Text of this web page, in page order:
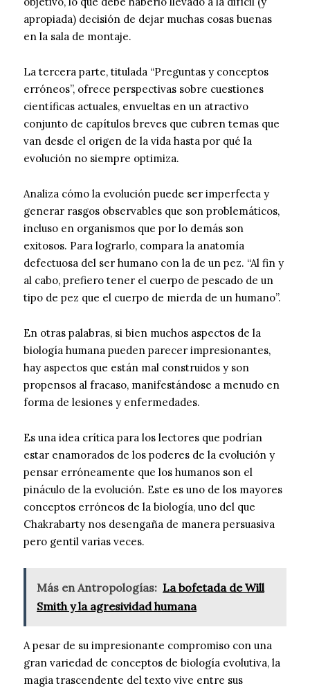
apropiada) decisión de dejar muchas cosas buenas
en la sala de montaje.
La tercera parte, titulada “Preguntas y conceptos
erróneos”, ofrece perspectivas sobre cuestiones
científicas actuales, envueltas en un atractivo
conjunto de capítulos breves que cubren temas que
van desde el origen de la vida hasta por qué la
evolución no siempre optimiza.
Analiza cómo la evolución puede ser imperfecta y
generar rasgos observables que son problemáticos,
incluso en organismos que por lo demás son
exitosos. Para lograrlo, compara la anatomía
defectuosa del ser humano con la de un pez. “Al fin y
al cabo, prefiero tener el cuerpo de pescado de un
tipo de pez que el cuerpo de mierda de un humano”.
En otras palabras, si bien muchos aspectos de la
biología humana pueden parecer impresionantes,
hay aspectos que están mal construidos y son
propensos al fracaso, manifestándose a menudo en
forma de lesiones y enfermedades.
Es una idea crítica para los lectores que podrían
estar enamorados de los poderes de la evolución y
pensar erróneamente que los humanos son el
pináculo de la evolución. Este es uno de los mayores
conceptos erróneos de la biología, uno del que
Chakrabarty nos desengaña de manera persuasiva
pero gentil varias veces.
Más en Antropologías: La bofetada de Will
Smith y la agresividad humana
A pesar de su impresionante compromiso con una
gran variedad de conceptos de biología evolutiva, la
magia trascendente del texto vive entre sus